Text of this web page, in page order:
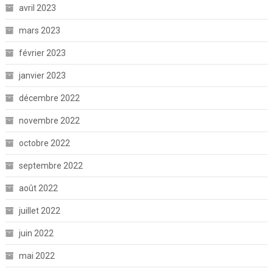
avril 2023
mars 2023
février 2023
janvier 2023
décembre 2022
novembre 2022
octobre 2022
septembre 2022
août 2022
juillet 2022
juin 2022
mai 2022